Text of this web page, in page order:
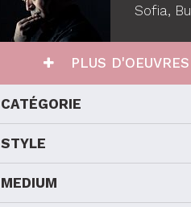
Sofia,
PLUS
CATÉGORIE
STYLE
MEDIUM